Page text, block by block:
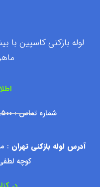
شماره تماس : ۰۹۱۲۷۶۰۹۵۰۰ آقای بهروز رجبی
آدرس لوله بازکنی تهران :
کوچه لطفی